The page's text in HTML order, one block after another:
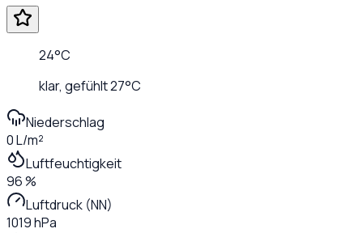
24°C
klar, gefühlt27°C
Niederschlag
0 L/m²
Luftfeuchtigkeit
96 %
Luftdruck (NN)
1019 hPa